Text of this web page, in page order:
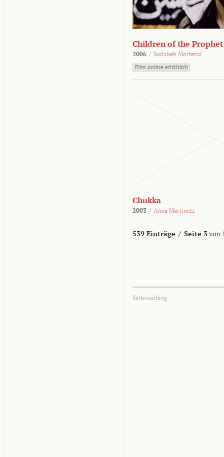
Children of the Prophet
2006 / Sudabeh Mortezai
Film online erhältlich
Chukka
2003 / Anna Martinetz
539 Einträge / Seite 3von
Seitenanfang